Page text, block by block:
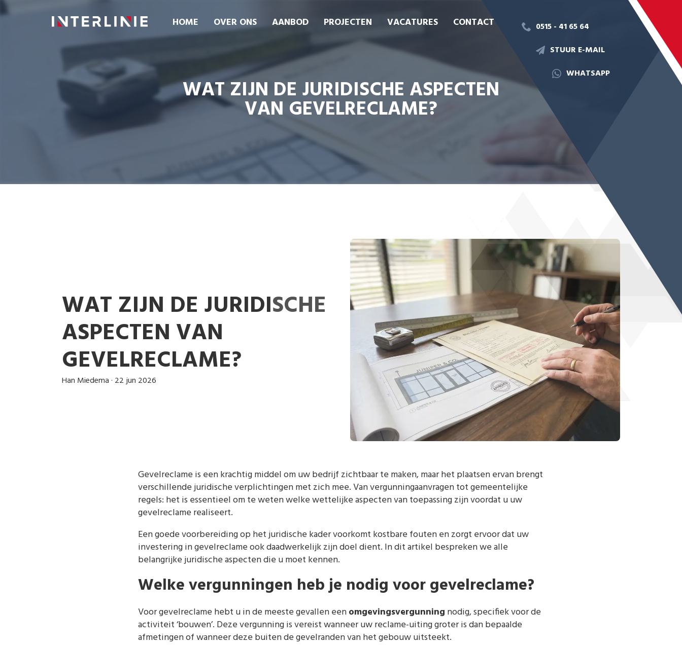
HOME OVER ONS AANBOD PROJECTEN VACATURES CONTACT
0515 - 41 65 64
STUUR E-MAIL
WHATSAPP
WAT ZIJN DE JURIDISCHE ASPECTEN
VAN GEVELRECLAME?
WAT ZIJN DE JURIDISCHE
ASPECTEN VAN
GEVELRECLAME?
Han Miedema· 22 jun 2026
Gevelreclame is een krachtig middel om uw bedrijf zichtbaar te maken, maar het plaatsen ervan brengt
verschillende juridische verplichtingen met zich mee. Van vergunningaanvragen tot gemeentelijke
regels: het is essentieel om te weten welke wettelijke aspecten van toepassing zijn voordat u uw
gevelreclame realiseert.
Een goede voorbereiding op het juridische kader voorkomt kostbare fouten en zorgt ervoor dat uw
investering in gevelreclame ook daadwerkelijk zijn doel dient. In dit artikel bespreken we alle
belangrijke juridische aspecten die u moet kennen.
Welke vergunningen heb je nodig voor gevelreclame?
Voor gevelreclame hebt u in de meeste gevallen eenomgevingsvergunning nodig, specifiek voor de
activiteit ‘bouwen’. Deze vergunning is vereist wanneer uw reclame-uiting groter is dan bepaalde
afmetingen of wanneer deze buiten de gevelranden van het gebouw uitsteekt.